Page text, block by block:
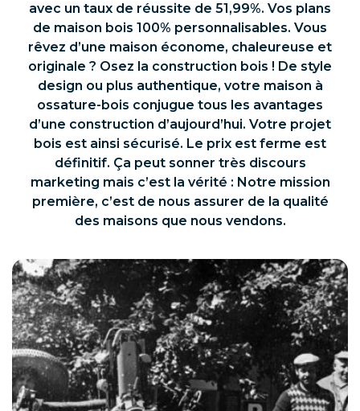
avec un taux de réussite de 51,99%. Vos plans
de maison bois 100% personnalisables. Vous
rêvez d’une maison économe, chaleureuse et
originale ? Osez la construction bois ! De style
design ou plus authentique, votre maison à
ossature-bois conjugue tous les avantages
d’une construction d’aujourd’hui. Votre projet
bois est ainsi sécurisé. Le prix est ferme est
définitif. Ça peut sonner très discours
marketing mais c’est la vérité : Notre mission
première, c’est de nous assurer de la qualité
des maisons que nous vendons.